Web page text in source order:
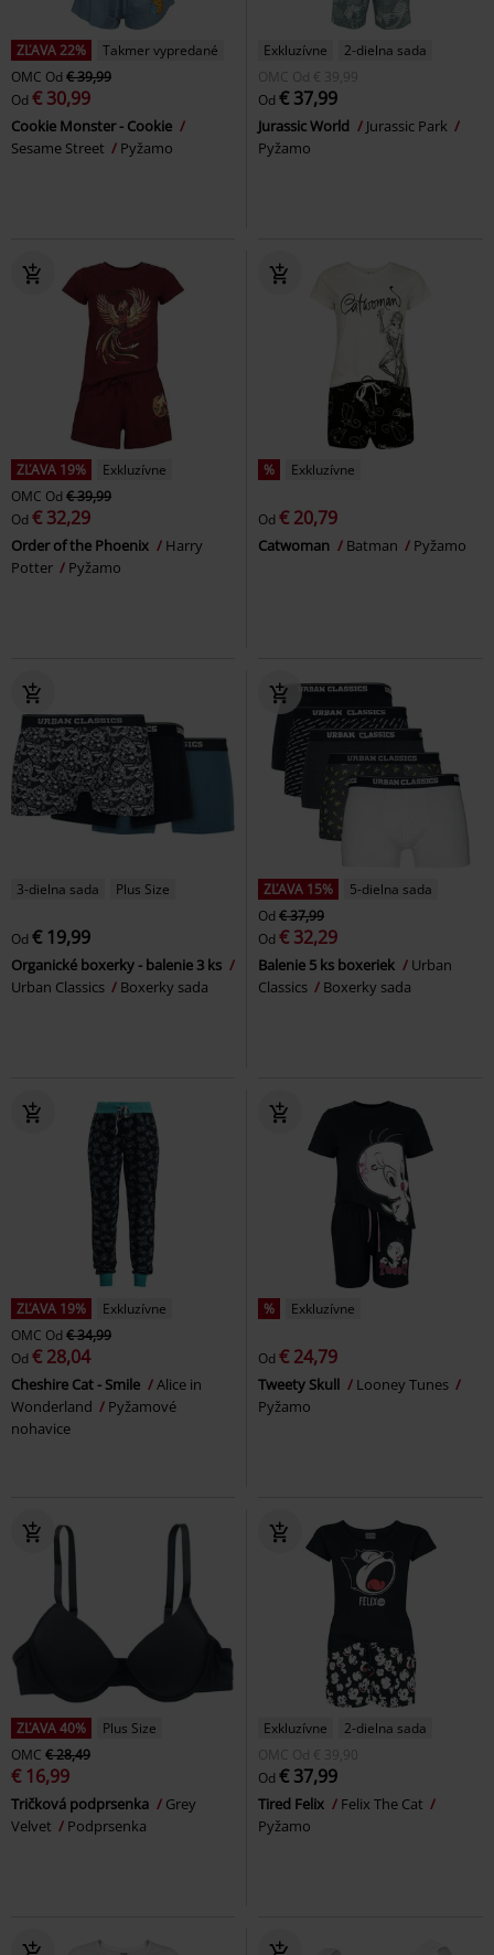
ZĽAVA 22%
Takmer vypredané
OMC Od € 39,99
Od € 30,99
Cookie Monster - Cookie
Sesame Street
Pyžamo
Exkluzívne
2-dielna sada
OMC Od € 39,99
Od € 37,99
Jurassic World
Jurassic Park
Pyžamo
ZĽAVA 19%
Exkluzívne
OMC Od € 39,99
Od € 32,29
Order of the Phoenix
Harry
Potter
Pyžamo
% Exkluzívne
Od € 20,79
Catwoman Batman Pyžamo
3-dielna sada Plus Size
Od € 19,99
Organické boxerky - balenie 3 ks
Urban Classics
Boxerky sada
ZĽAVA 15%
5-dielna sada
Od € 37,99
Od € 32,29
Balenie 5 ks boxeriek
Urban
Classics
Boxerky sada
ZĽAVA 19%
Exkluzívne
OMC Od € 34,99
Od € 28,04
Cheshire Cat - Smile
Alice in
Wonderland
Pyžamové
nohavice
% Exkluzívne
Od € 24,79
Tweety Skull
Looney Tunes
Pyžamo
ZĽAVA 40%
Plus Size
OMC € 28,49
€ 16,99
Tričková podprsenka
Grey
Velvet
Podprsenka
Exkluzívne
2-dielna sada
OMC Od € 39,90
Od € 37,99
Tired Felix
Felix The Cat
Pyžamo